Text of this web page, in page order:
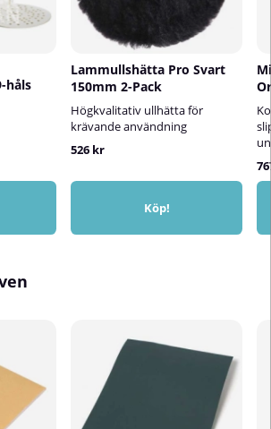
håls
Lammullshätta Pro Svart
150mm 2-Pack
Högkvalitativ ullhätta för
krävande användning
526 kr
Köp!